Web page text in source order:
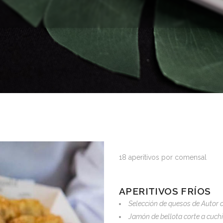
18 aperitivos por comensal
APERITIVOS FRÍOS
Selección de quesos de Autor
Jamón de bellota corte a